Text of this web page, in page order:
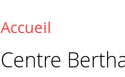
Vous êtes ici
Accueil
Centre